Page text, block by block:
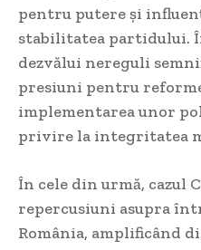
pentru putere și
stabilitatea partidului.
dezvălui nereguli
presiuni pentru
implementarea unor
privire la integritatea
În cele din urmă, cazul
repercusiuni asupra
România, amplificând